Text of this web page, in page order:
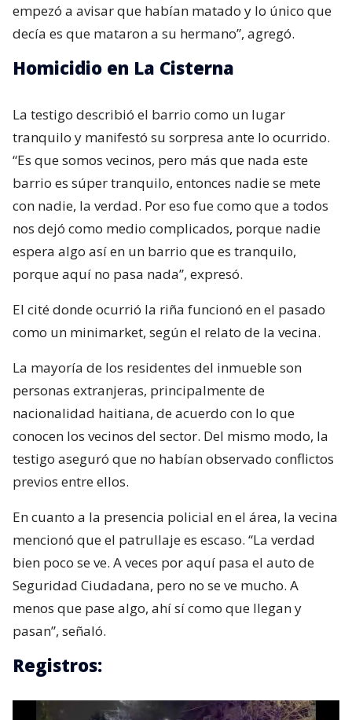
empezó a avisar que habían matado y lo único que
decía es que mataron a su hermano”, agregó.
Homicidio en La Cisterna
La testigo describió el barrio como un lugar
tranquilo y manifestó su sorpresa ante lo ocurrido.
“Es que somos vecinos, pero más que nada este
barrio es súper tranquilo, entonces nadie se mete
con nadie, la verdad. Por eso fue como que a todos
nos dejó como medio complicados, porque nadie
espera algo así en un barrio que es tranquilo,
porque aquí no pasa nada”, expresó.
El cité donde ocurrió la riña funcionó en el pasado
como un minimarket, según el relato de la vecina.
La mayoría de los residentes del inmueble son
personas extranjeras, principalmente de
nacionalidad haitiana, de acuerdo con lo que
conocen los vecinos del sector. Del mismo modo, la
testigo aseguró que no habían observado conflictos
previos entre ellos.
En cuanto a la presencia policial en el área, la vecina
mencionó que el patrullaje es escaso. “La verdad
bien poco se ve. A veces por aquí pasa el auto de
Seguridad Ciudadana, pero no se ve mucho. A
menos que pase algo, ahí sí como que llegan y
pasan”, señaló.
Registros: